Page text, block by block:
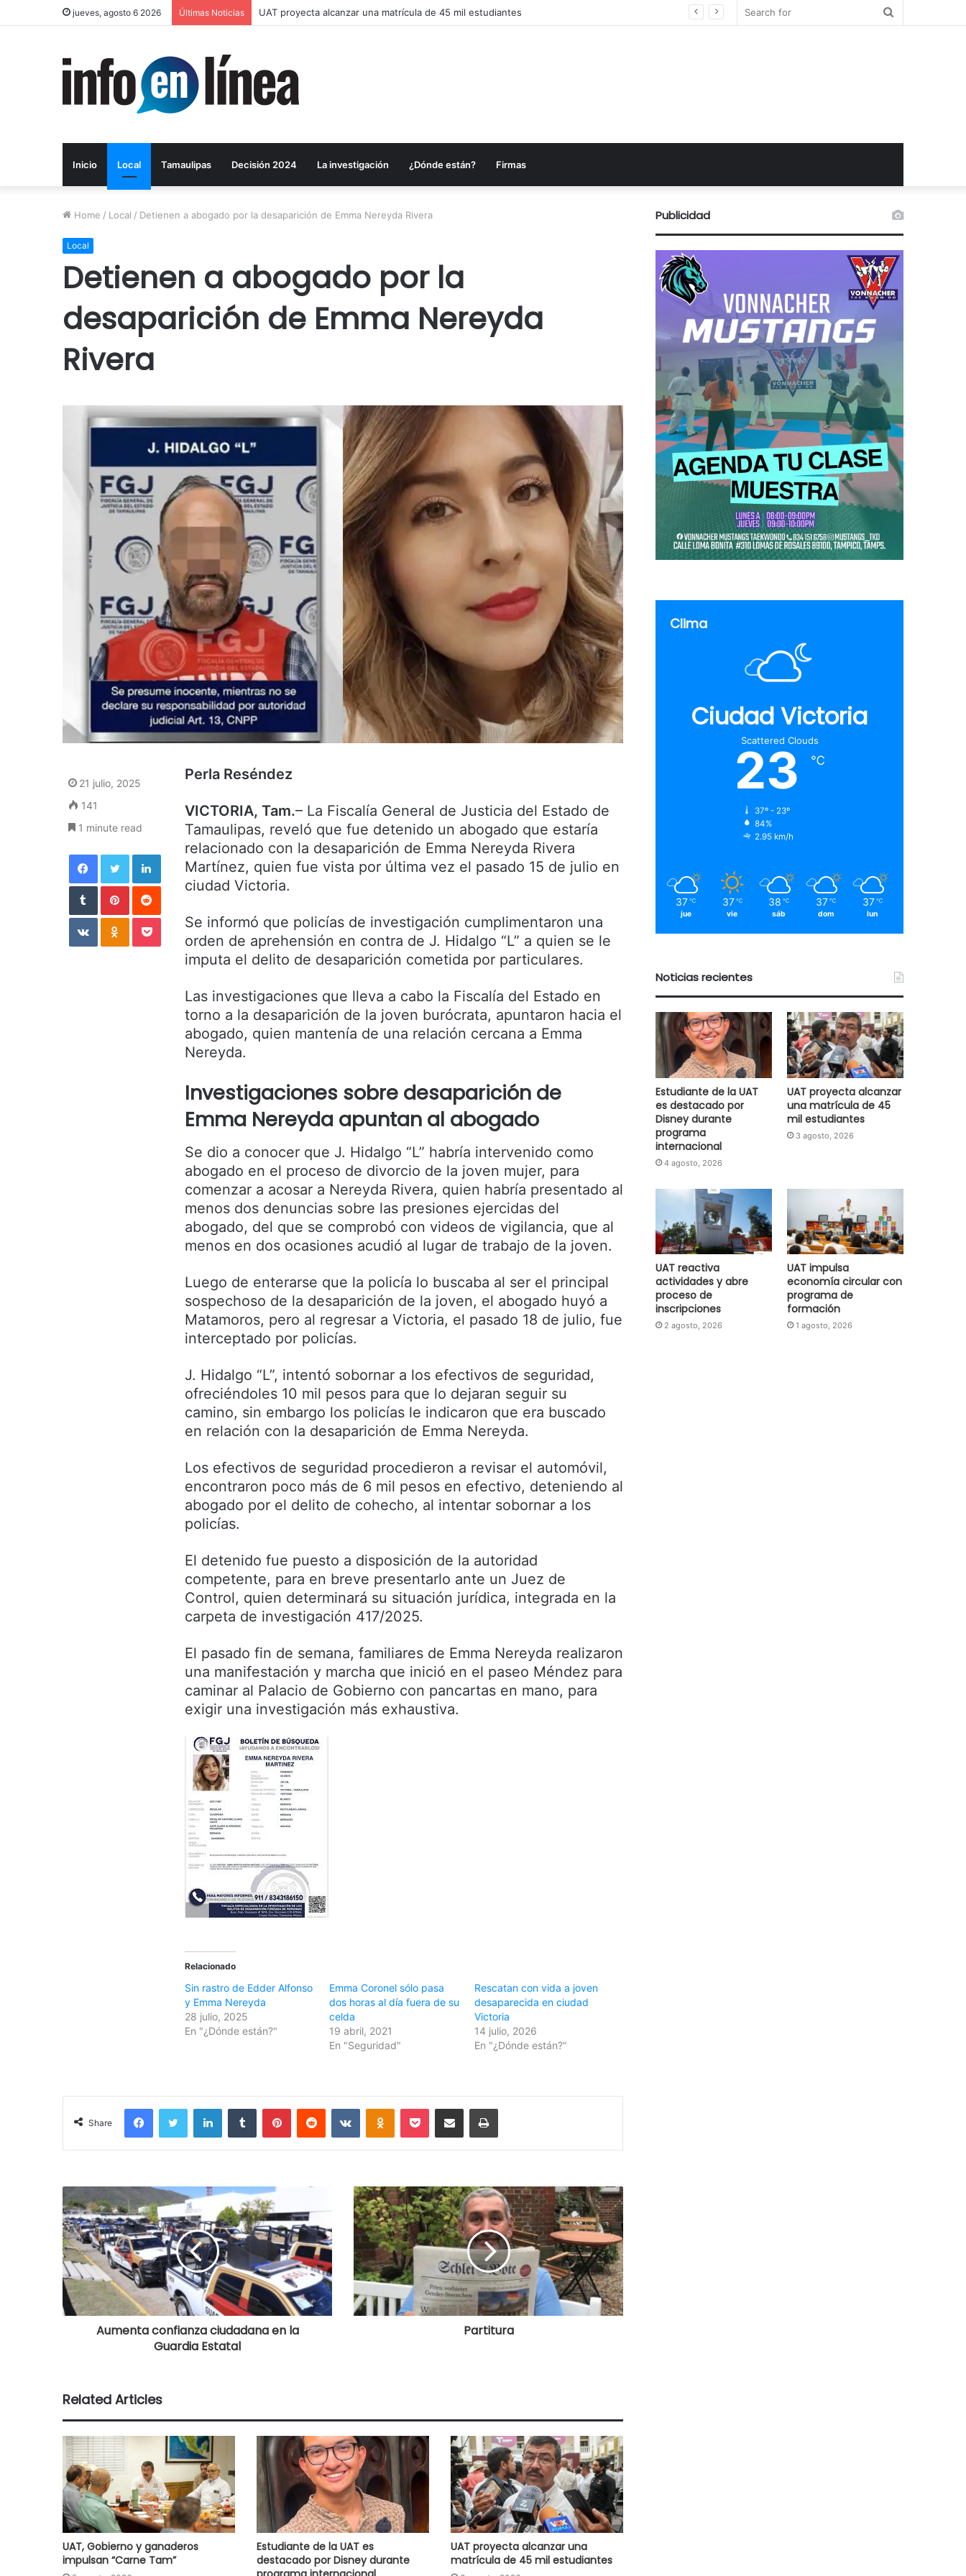
jueves, agosto 6 2026 Últimas Noticias UAT proyecta alcanzar una matrícula de 45 mil estudiantes
Inicio Local Tamaulipas Decisión 2024 La investigación ¿Dónde están? Firmas
Home / Local / Detienen a abogado por la desaparición de Emma Nereyda Rivera
Local
Detienen a abogado por la
desaparición de Emma Nereyda
Rivera
Perla Reséndez
VICTORIA, Tam.– La Fiscalía General de Justicia del Estado de
Tamaulipas, reveló que fue detenido un abogado que estaría
relacionado con la desaparición de Emma Nereyda Rivera
Martínez, quien fue vista por última vez el pasado 15 de julio en
ciudad Victoria.
Se informó que policías de investigación cumplimentaron una
orden de aprehensión en contra de J. Hidalgo “L” a quien se le
imputa el delito de desaparición cometida por particulares.
Las investigaciones que lleva a cabo la Fiscalía del Estado en
torno a la desaparición de la joven burócrata, apuntaron hacia el
abogado, quien mantenía de una relación cercana a Emma
Nereyda.
Investigaciones sobre desaparición de
Emma Nereyda apuntan al abogado
Se dio a conocer que J. Hidalgo “L” habría intervenido como
abogado en el proceso de divorcio de la joven mujer, para
comenzar a acosar a Nereyda Rivera, quien habría presentado al
menos dos denuncias sobre las presiones ejercidas del
abogado, del que se comprobó con videos de vigilancia, que al
menos en dos ocasiones acudió al lugar de trabajo de la joven.
Luego de enterarse que la policía lo buscaba al ser el principal
sospechoso de la desaparición de la joven, el abogado huyó a
Matamoros, pero al regresar a Victoria, el pasado 18 de julio, fue
interceptado por policías.
J. Hidalgo “L”, intentó sobornar a los efectivos de seguridad,
ofreciéndoles 10 mil pesos para que lo dejaran seguir su
camino, sin embargo los policías le indicaron que era buscado
en relación con la desaparición de Emma Nereyda.
Los efectivos de seguridad procedieron a revisar el automóvil,
encontraron poco más de 6 mil pesos en efectivo, deteniendo al
abogado por el delito de cohecho, al intentar sobornar a los
policías.
El detenido fue puesto a disposición de la autoridad
competente, para en breve presentarlo ante un Juez de
Control, quien determinará su situación jurídica, integrada en la
carpeta de investigación 417/2025.
El pasado fin de semana, familiares de Emma Nereyda realizaron
una manifestación y marcha que inició en el paseo Méndez para
caminar al Palacio de Gobierno con pancartas en mano, para
exigir una investigación más exhaustiva.
Relacionado
Sin rastro de Edder Alfonso
y Emma Nereyda
28 julio, 2025
En "¿Dónde están?"
Emma Coronel sólo pasa
dos horas al día fuera de su
celda
19 abril, 2021
En "Seguridad"
Rescatan con vida a joven
desaparecida en ciudad
Victoria
14 julio, 2026
En "¿Dónde están?"
21 julio, 2025
141
1 minute read
Facebook Twitter LinkedIn
Tumblr Pinterest Reddit
VKontakte Odnoklassniki Pocket
Share
Aumenta confianza ciudadana en la
Guardia Estatal
Partitura
Related Articles
UAT, Gobierno y ganaderos
impulsan “Carne Tam”
Estudiante de la UAT es
destacado por Disney durante
UAT proyecta alcanzar una
matrícula de 45 mil estudiantes
Publicidad
Clima
Ciudad Victoria
Scattered Clouds
23 ℃
37º - 23º
84%
2.95 km/h
37 ℃
jue
37 ℃
vie
38 ℃
sáb
37 ℃
dom
37 ℃
lun
Noticias recientes
Estudiante de la UAT
es destacado por
Disney durante
programa
internacional
4 agosto, 2026
UAT proyecta alcanzar
una matrícula de 45
mil estudiantes
3 agosto, 2026
UAT reactiva
actividades y abre
proceso de
inscripciones
2 agosto, 2026
UAT impulsa
economía circular con
programa de
formación
1 agosto, 2026